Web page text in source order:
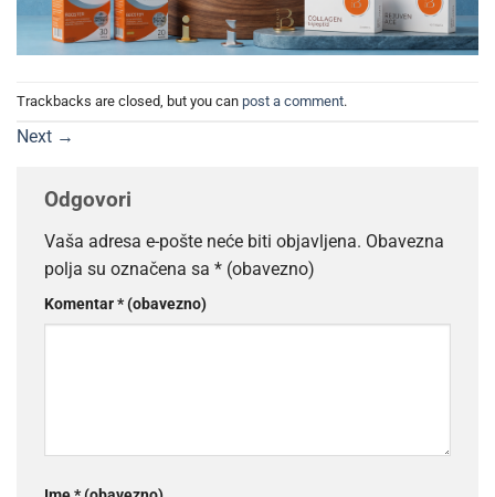
Trackbacks are closed, but you can post a comment.
Next →
Odgovori
Vaša adresa e-pošte neće biti objavljena. Obavezna
polja su označena sa * (obavezno)
Komentar* (obavezno)